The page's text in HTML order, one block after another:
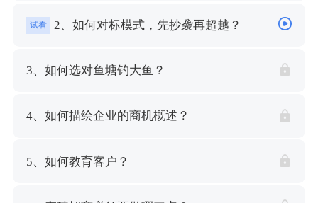
试看 2、如何对标模式，先抄袭再超越？
3、如何选对鱼塘钓大鱼？
4、如何描绘企业的商机概述？
5、如何教育客户？